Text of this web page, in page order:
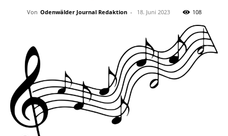
Von Odenwälder Journal Redaktion - 18. Juni 2023 108